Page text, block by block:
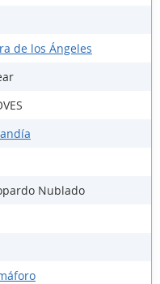
de los Ángeles
Nublado